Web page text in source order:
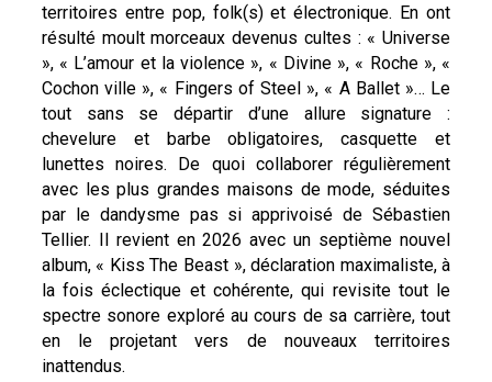
territoires entre pop, folk(s) et électronique. En ont
résulté moult morceaux devenus cultes : « Universe
», « L’amour et la violence », « Divine », « Roche », «
Cochon ville », « Fingers of Steel », « A Ballet »… Le
tout sans se départir d’une allure signature :
chevelure et barbe obligatoires, casquette et
lunettes noires. De quoi collaborer régulièrement
avec les plus grandes maisons de mode, séduites
par le dandysme pas si apprivoisé de Sébastien
Tellier. Il revient en 2026 avec un septième nouvel
album, « Kiss The Beast », déclaration maximaliste, à
la fois éclectique et cohérente, qui revisite tout le
spectre sonore exploré au cours de sa carrière, tout
en le projetant vers de nouveaux territoires
inattendus.